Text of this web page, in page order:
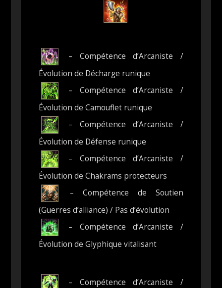
– Compétence d’Arcaniste /
Évolution de Décharge runique
– Compétence d’Arcaniste /
Évolution de Camouflet runique
– Compétence d’Arcaniste /
Évolution de Défense runique
– Compétence d’Arcaniste /
Évolution de Chakrams protecteurs
– Compétence de Soutien
(Guerres d’alliance) / Pas d’évolution
– Compétence d’Arcaniste /
Évolution de Glyphique vitalisant
– Compétence d’Arcaniste /